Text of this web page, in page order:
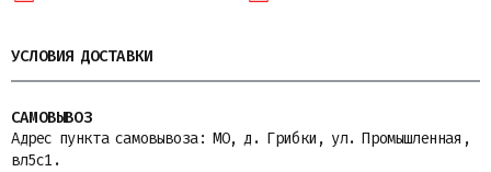
УСЛОВИЯ ДОСТАВКИ
САМОВЫВОЗ
Адрес пункта самовывоза: МО, д. Грибки, ул. Промышленная,
вл5с1.